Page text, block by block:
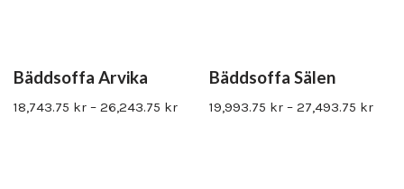
Bäddsoffa Arvika
18,743.75 kr – 26,243.75 kr
Bäddsoffa Sälen
19,993.75 kr – 27,493.75 kr